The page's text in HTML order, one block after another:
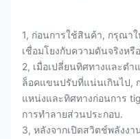
1, ก่อนการใช้สินค้า, กรุณา
เชื่อมโยงกับความดันจริงหรื
2, เมื่อเปลี่ยนทิศทางและตํ
ล็อคแขนปรับที่แน่นเกินไป,
แหน่งและทิศทางก่อนการ
การทําลายส่วนประกอบ.
3, หลังจากเปิดสวิตช์พลังง